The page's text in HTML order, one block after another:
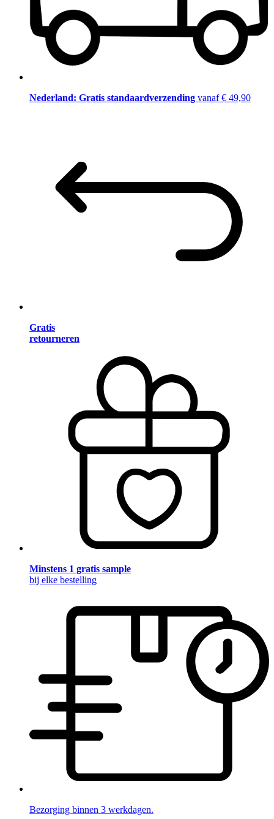
Nederland: Gratis standaardverzending vanaf € 49,90
Gratis
retourneren
Minstens 1 gratis sample
bij elke bestelling
Bezorging binnen 3 werkdagen.